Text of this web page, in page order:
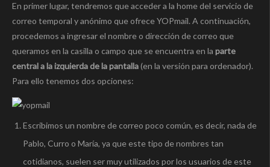
En primer lugar, tendremos que acceder a la home del servicio de
correo temporal y anónimo que ofrece YOPmail. A continuación,
procedemos a ingresar el nombre o dirección de correo que
queramos en la casilla o campo que se encuentra en la parte
central a la izquierda de la pantalla(en la versión para ordenador).
Para ello tenemos dos opciones:
Escribimos un nombre de correo poco común, es decir, nada de
Pablo, Curro o María, ya que este tipo de nombres tan
cotidianos, suelen ser muy utilizados por los usuarios de este